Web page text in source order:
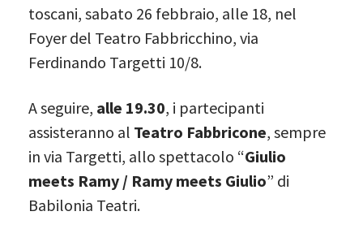
toscani, sabato 26 febbraio, alle 18, nel
Foyer del Teatro Fabbricchino, via
Ferdinando Targetti 10/8.
A seguire, alle 19.30, i partecipanti
assisteranno al Teatro Fabbricone, sempre
in via Targetti, allo spettacolo “Giulio
meets Ramy / Ramy meets Giulio” di
Babilonia Teatri.